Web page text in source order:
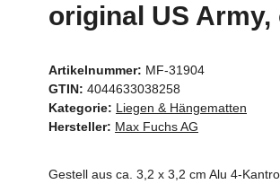
original US Army,
Artikelnummer: MF-31904
GTIN: 4044633038258
Kategorie: Liegen & Hängematten
Hersteller: Max Fuchs AG
Gestell aus ca. 3,2 x 3,2 cm Alu 4-